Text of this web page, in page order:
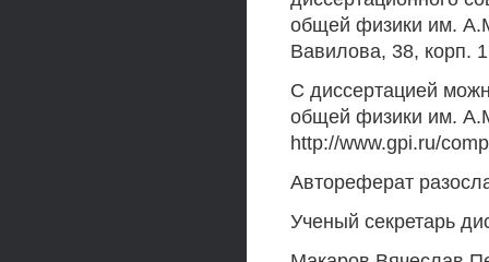
общей физики им.
Вавилова, 38, корп. 1
С диссертацией
общей физики им.
http://www.gpi.ru/
Автореферат
Ученый секретарь